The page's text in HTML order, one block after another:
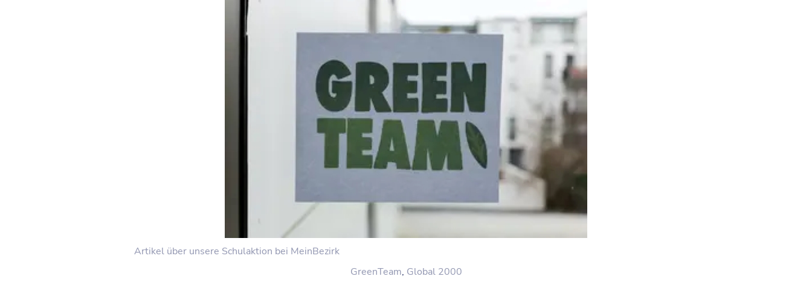
Artikel über unsere Schulaktion bei MeinBezirk
GreenTeam, Global 2000